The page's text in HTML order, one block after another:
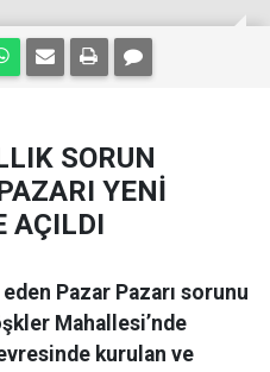
SORUN
YENİ
AÇILDI
eden Pazar Pazarı sorunu
Mahallesi’nde
kurulan ve